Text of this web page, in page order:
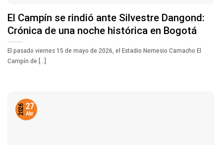
El Campín se rindió ante Silvestre Dangond:
Crónica de una noche histórica en Bogotá
El pasado viernes 15 de mayo de 2026, el Estadio Nemesio Camacho El
Campín de [...]
27
Abr
2026